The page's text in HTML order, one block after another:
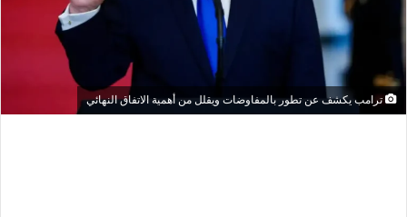
ترامب يكشف عن تطور بالمفاوضات ويقلل من أهمية الاتفاق النهائي